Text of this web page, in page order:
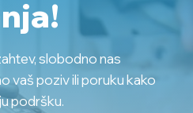
slobodno nas
vaš poziv ili poruku kako
podršku.